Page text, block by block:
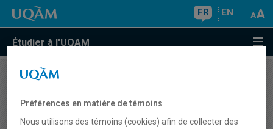
FR EN
Étudier à l'UQAM
COURS//
en orientation II
Préférences en matière de témoins
Nous utilisons des témoins (cookies) afin de collecter des